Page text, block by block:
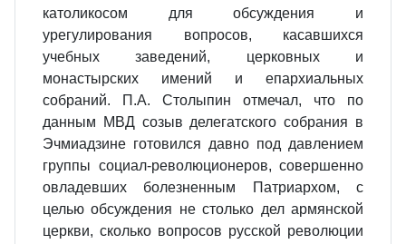
католикосом для обсуждения и
урегулирования вопросов, касавшихся
учебных заведений, церковных и
монастырских имений и епархиальных
собраний. П.А. Столыпин отмечал, что по
данным МВД созыв делегатского собрания в
Эчмиадзине готовился давно под давлением
группы социал-революционеров, совершенно
овладевших болезненным Патриархом, с
целью обсуждения не столько дел армянской
церкви, сколько вопросов русской революции